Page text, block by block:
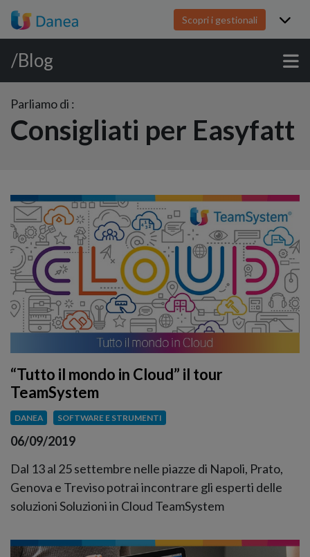
Scopri i gestionali
/Blog
Parliamo di :
Consigliati per Easyfatt
“Tutto il mondo in Cloud” il tour
TeamSystem
DANEA SOFTWARE E STRUMENTI
06/09/2019
Dal 13 al 25 settembre nelle piazze di Napoli, Prato,
Genova e Treviso potrai incontrare gli esperti delle
soluzioni Soluzioni in Cloud TeamSystem